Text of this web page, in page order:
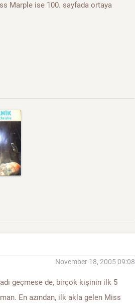
Marple ise 100. sayfada ortaya
November 18, 2005 09:08
geçmese de, birçok kişinin ilk 5
En azından, ilk akla gelen Miss